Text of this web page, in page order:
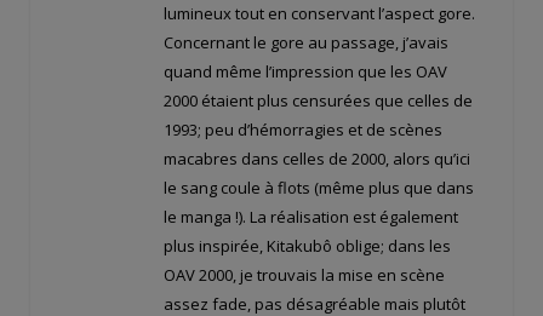
lumineux tout en conservant l’aspect gore.
Concernant le gore au passage, j’avais
quand même l’impression que les OAV
2000 étaient plus censurées que celles de
1993; peu d’hémorragies et de scènes
macabres dans celles de 2000, alors qu’ici
le sang coule à flots (même plus que dans
le manga !). La réalisation est également
plus inspirée, Kitakubô oblige; dans les
OAV 2000, je trouvais la mise en scène
assez fade, pas désagréable mais plutôt